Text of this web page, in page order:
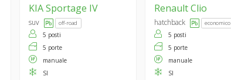
KIASportage IV
suv off-road
5 posti
5 porte
manuale
SI
RenaultClio
hatchback economico
5 posti
5 porte
manuale
SI